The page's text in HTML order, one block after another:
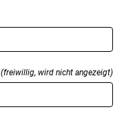
(freiwillig, wird nicht angezeigt)